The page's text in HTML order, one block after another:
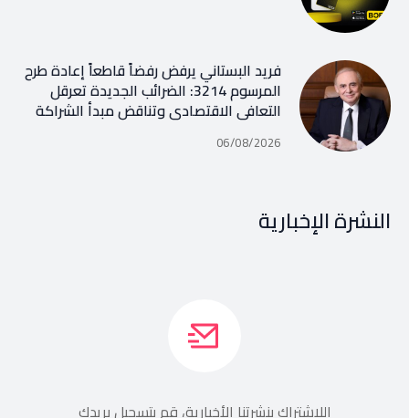
فريد البستاني يرفض رفضاً قاطعاً إعادة طرح
المرسوم 3214: الضرائب الجديدة تعرقل
التعافي الاقتصادي وتناقض مبدأ الشراكة
06/08/2026
النشرة الإخبارية
اللإشتراك بنشرتنا الأخبارية، قم بتسجيل بريدك